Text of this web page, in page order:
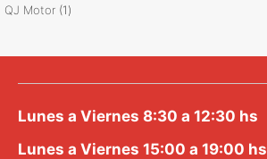
QJ Motor 11
Lunes a Viernes 8:30 a 12:30 hs
Lunes a Viernes 15:00 a 19:00 hs